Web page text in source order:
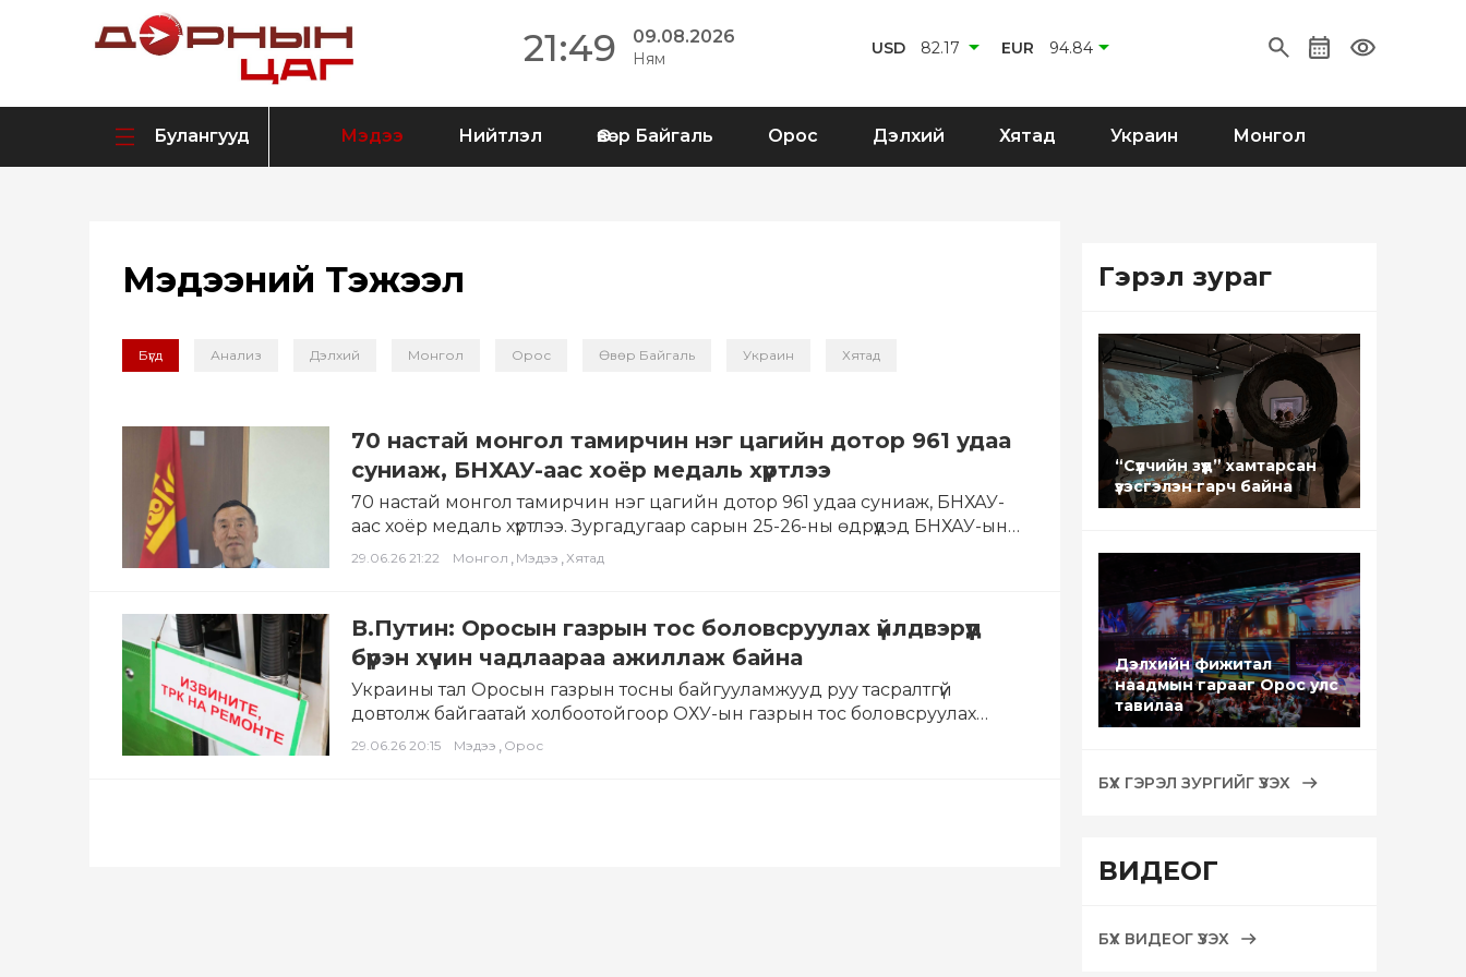
21:49 09.08.2026
Ням
USD 82.17 EUR 94.84
Булангууд Мэдээ Нийтлэл Өвөр Байгаль Орос Дэлхий Хятад Украин Монгол
Мэдээний Тэжээл
Бүгд Анализ Дэлхий Монгол Орос Өвөр Байгаль Украин Хятад
70 настай монгол тамирчин нэг цагийн дотор 961 удаа
суниаж, БНХАУ-аас хоёр медаль хүртлээ
70 настай монгол тамирчин нэг цагийн дотор 961 удаа суниаж, БНХАУ-
аас хоёр медаль хүртлээ. Зургадугаар сарын 25-26-ны өдрүүдэд БНХАУ-ын…
29.06.26 21:22 Монгол , Мэдээ , Хятад
В.Путин: Оросын газрын тос боловсруулах үйлдвэрүүд
бүрэн хүчин чадлаараа ажиллаж байна
Украины тал Оросын газрын тосны байгууламжууд руу тасралтгүй
довтолж байгаатай холбоотойгоор ОХУ-ын газрын тос боловсруулах
томоохон үйлдвэрүүдийн хүчин чадлыг…
29.06.26 20:15 Мэдээ , Орос
Гэрэл зураг
“Сүүлчийн зүүд” хамтарсан
үзэсгэлэн гарч байна
Дэлхийн фижитал
наадмын гарааг Орос улс
тавилаа
БҮХ ГЭРЭЛ ЗУРГИЙГ ҮЗЭХ
ВИДЕОГ
БҮХ ВИДЕОГ ҮЗЭХ